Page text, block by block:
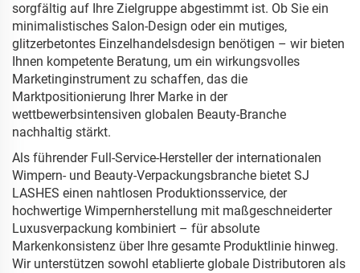
sorgfältig auf Ihre Zielgruppe abgestimmt ist. Ob Sie ein
minimalistisches Salon-Design oder ein mutiges,
glitzerbetontes Einzelhandelsdesign benötigen – wir bieten
Ihnen kompetente Beratung, um ein wirkungsvolles
Marketinginstrument zu schaffen, das die
Marktpositionierung Ihrer Marke in der
wettbewerbsintensiven globalen Beauty-Branche
nachhaltig stärkt.
Als führender Full-Service-Hersteller der internationalen
Wimpern- und Beauty-Verpackungsbranche bietet SJ
LASHES einen nahtlosen Produktionsservice, der
hochwertige Wimpernherstellung mit maßgeschneiderter
Luxusverpackung kombiniert – für absolute
Markenkonsistenz über Ihre gesamte Produktlinie hinweg.
Wir unterstützen sowohl etablierte globale Distributoren als